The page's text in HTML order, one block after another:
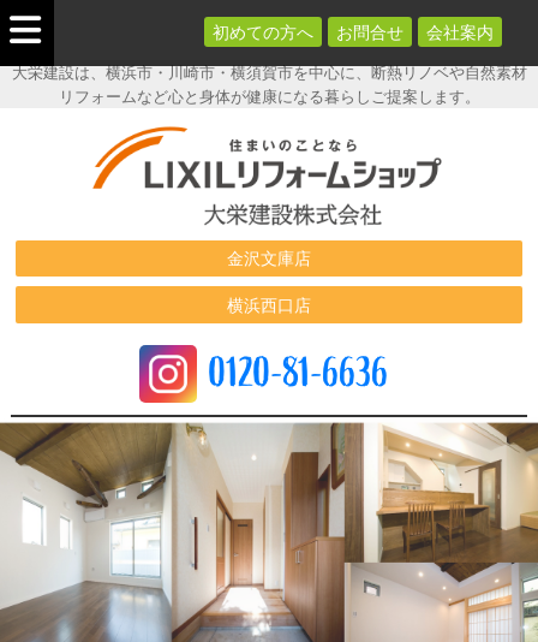
大栄建設は、横浜市・川崎市・横須賀市を中心に、断熱リノベや自然素材
リフォームなど心と身体が健康になる暮らしご提案します。
横浜市のリフ
ォーム《大栄
建設》
金沢文庫店
横浜西口店
0120-81-6636
初めての方へ お問合せ 会社案内